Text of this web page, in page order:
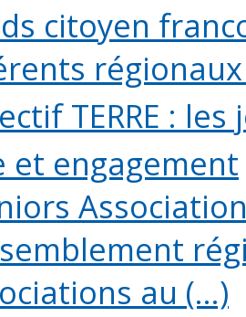
citoyen
régionaux
TERRE :
et engagement
au (...)